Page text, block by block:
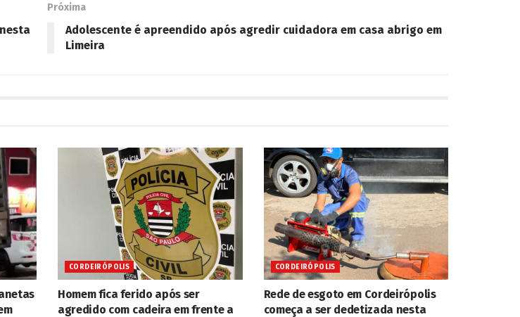
Próxima
Adolescente é apreendido após agredir cuidadora em casa abrigo em
Limeira
CORDEIRÓPOLIS
Homem fica ferido após ser
agredido com cadeira em frente a
CORDEIRÓPOLIS
Rede de esgoto em Cordeirópolis
começa a ser dedetizada nesta